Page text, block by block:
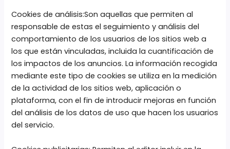
Cookies de análisis:Son aquellas que permiten al
responsable de estas el seguimiento y análisis del
comportamiento de los usuarios de los sitios web a
los que están vinculadas, incluida la cuantificación de
los impactos de los anuncios. La información recogida
mediante este tipo de cookies se utiliza en la medición
de la actividad de los sitios web, aplicación o
plataforma, con el fin de introducir mejoras en función
del análisis de los datos de uso que hacen los usuarios
del servicio.